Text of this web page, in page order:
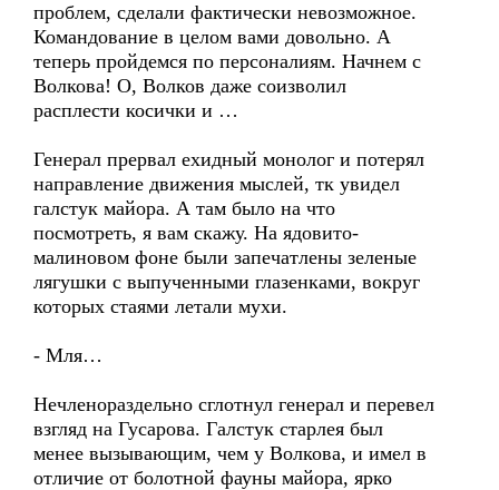
проблем, сделали фактически невозможное.
Командование в целом вами довольно. А
теперь пройдемся по персоналиям. Начнем с
Волкова! О, Волков даже соизволил
расплести косички и …
Генерал прервал ехидный монолог и потерял
направление движения мыслей, тк увидел
галстук майора. А там было на что
посмотреть, я вам скажу. На ядовито-
малиновом фоне были запечатлены зеленые
лягушки с выпученными глазенками, вокруг
которых стаями летали мухи.
- Мля…
Нечленораздельно сглотнул генерал и перевел
взгляд на Гусарова. Галстук старлея был
менее вызывающим, чем у Волкова, и имел в
отличие от болотной фауны майора, ярко